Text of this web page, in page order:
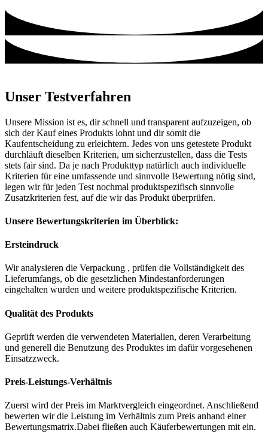
Unser Testverfahren
Unsere Mission ist es, dir schnell und transparent aufzuzeigen, ob
sich der Kauf eines Produkts lohnt und dir somit die
Kaufentscheidung zu erleichtern. Jedes von uns getestete Produkt
durchläuft dieselben Kriterien, um sicherzustellen, dass die Tests
stets fair sind. Da je nach Produkttyp natürlich auch individuelle
Kriterien für eine umfassende und sinnvolle Bewertung nötig sind,
legen wir für jeden Test nochmal produktspezifisch sinnvolle
Zusatzkriterien fest, auf die wir das Produkt überprüfen.
Unsere Bewertungskriterien im Überblick:
Ersteindruck
Wir analysieren die Verpackung , prüfen die Vollständigkeit des
Lieferumfangs, ob die gesetzlichen Mindestanforderungen
eingehalten wurden und weitere produktspezifische Kriterien.
Qualität des Produkts
Geprüft werden die verwendeten Materialien, deren Verarbeitung
und generell die Benutzung des Produktes im dafür vorgesehenen
Einsatzzweck.
Preis-Leistungs-Verhältnis
Zuerst wird der Preis im Marktvergleich eingeordnet. Anschließend
bewerten wir die Leistung im Verhältnis zum Preis anhand einer
Bewertungsmatrix.Dabei fließen auch Käuferbewertungen mit ein.